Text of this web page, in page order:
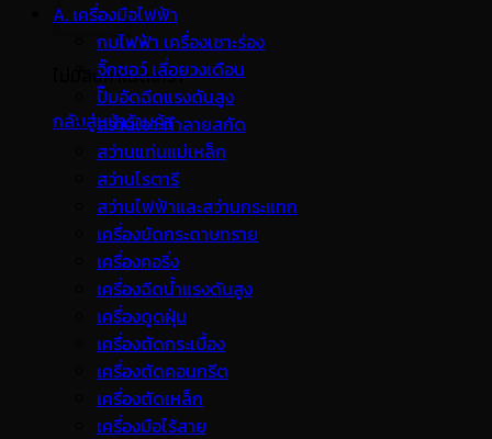
ไม่มีสินค้าในตะกร้า
กลับสู่หน้าร้านค้า
A. เครื่องมือไฟฟ้า
กบไฟฟ้า เครื่องเซาะร่อง
จิ๊กซอว์ เลื่อยวงเดือน
ปั๊มอัดฉีดแรงดันสูง
สว่านเจาะทำลายสกัด
สว่านแท่นแม่เหล็ก
สว่านโรตารี
สว่านไฟฟ้าและสว่านกระแทก
เครื่องขัดกระดาษทราย
เครื่องคอริ่ง
เครื่องฉีดน้ำแรงดันสูง
เครื่องดูดฝุ่น
เครื่องตัดกระเบื้อง
เครื่องตัดคอนกรีต
เครื่องตัดเหล็ก
เครื่องมือไร้สาย